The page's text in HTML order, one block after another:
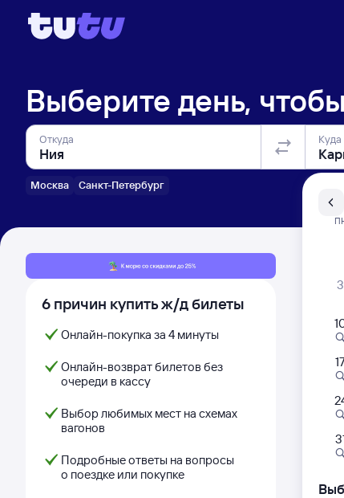
Выберите день,
Откуда
Москва Санкт-Петербург
Куда
6 причин купить ж/д билеты
Онлайн-покупка за 4 минуты
Онлайн-возврат билетов без
очереди в кассу
Выбор любимых мест на схемах
вагонов
Подробные ответы на вопросы
о поездке или покупке
3